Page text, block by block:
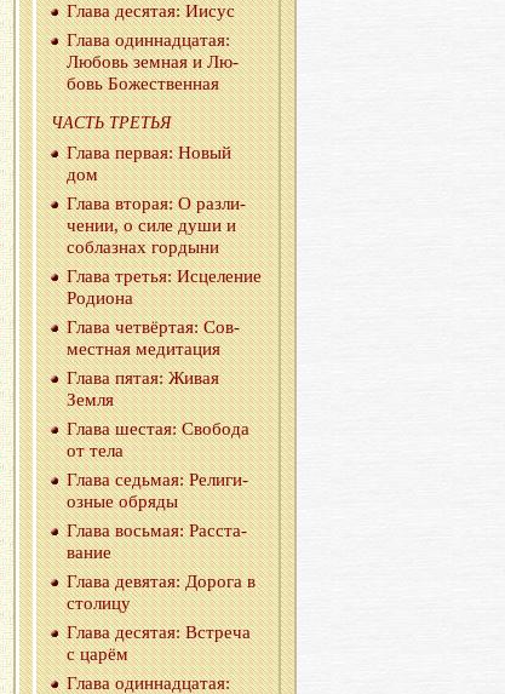
Глава де­ся­тая: Иисус
Глава один­на­дца­тая:
Лю­бовь зем­ная и Лю­
бовь Бо­же­ствен­ная
ЧАСТЬ ТРЕ­ТЬЯ
Глава пер­вая: Новый
дом
Глава вто­рая: О раз­ли­
че­нии, о силе души и
со­блаз­нах гор­ды­ни
Глава тре­тья: Ис­це­ле­ние
Ро­ди­о­на
Глава чет­вёр­тая: Сов­
мест­ная ме­ди­та­ция
Глава пятая: Живая
Земля
Глава ше­стая: Сво­бо­да
от тела
Глава седь­мая: Ре­ли­ги­
оз­ные об­ря­ды
Глава вось­мая: Рас­ста­
ва­ние
Глава де­вя­тая: До­ро­га в
сто­ли­цу
Глава де­ся­тая: Встре­ча
с царём
Глава один­на­дца­тая: